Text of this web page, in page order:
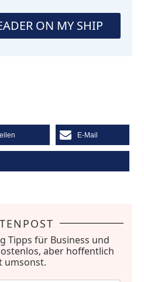
ON MY SHIP
E-Mail
Tipps für Business und
aber hoffentlich
umsonst.